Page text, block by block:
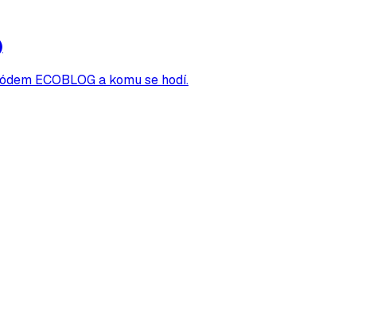
ECOBLOG a komu se hodí.